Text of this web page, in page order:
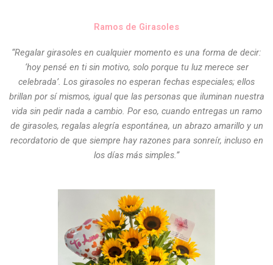
Ramos de Girasoles
“Regalar girasoles en cualquier momento es una forma de decir:
‘hoy pensé en ti sin motivo, solo porque tu luz merece ser
celebrada’. Los girasoles no esperan fechas especiales; ellos
brillan por sí mismos, igual que las personas que iluminan nuestra
vida sin pedir nada a cambio. Por eso, cuando entregas un ramo
de girasoles, regalas alegría espontánea, un abrazo amarillo y un
recordatorio de que siempre hay razones para sonreír, incluso en
los días más simples.”